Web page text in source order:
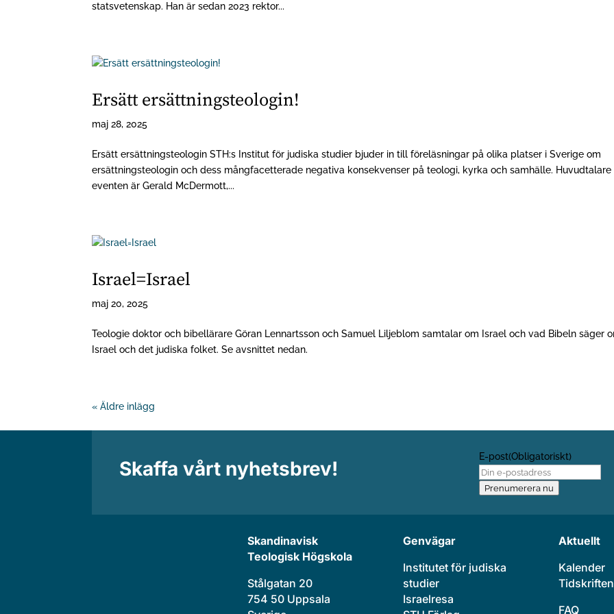
statsvetenskap. Han är sedan 2023 rektor...
Ersätt ersättningsteologin!
maj 28, 2025
Ersätt ersättningsteologin STH:s Institut för judiska studier bjuder in till föreläsningar på olika platser i Sverige om
ersättningsteologin och dess mångfacetterade negativa konsekvenser på teologi, kyrka och samhälle. Huvudtalare
eventen är Gerald McDermott,...
Israel=Israel
maj 20, 2025
Teologie doktor och bibellärare Göran Lennartsson och Samuel Liljeblom samtalar om Israel och vad Bibeln säger
Israel och det judiska folket. Se avsnittet nedan.
« Äldre inlägg
Skaffa vårt nyhetsbrev!
E-post(Obligatoriskt)
Prenumerera nu
Skandinavisk
Teologisk Högskola
Stålgatan 20
754 50 Uppsala
Genvägar
Institutet för judiska
studier
Israelresa
Aktuellt
Kalender
FAQ